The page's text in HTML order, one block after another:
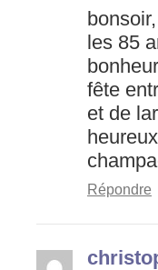
les 85
fête
et de
Répondre